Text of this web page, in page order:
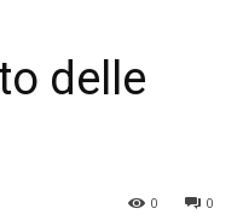
delle
0
0